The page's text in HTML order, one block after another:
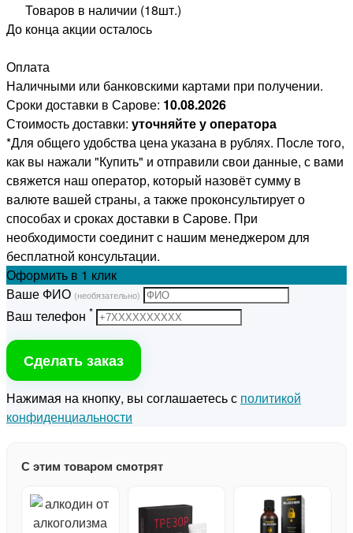
Товаров в наличии (18шт.)
До конца акции осталось
Оплата
Наличными или банковскими картами при получении.
Сроки доставки в Сарове: 10.08.2026
Стоимость доставки: уточняйте у оператора
*Для общего удобства цена указана в рублях. После того,
как вы нажали "Купить" и отправили свои данные, с вами
свяжется наш оператор, который назовёт сумму в
валюте вашей страны, а также проконсультирует о
способах и сроках доставки в Сарове. При
необходимости соединит с нашим менеджером для
бесплатной консультации.
Оформить в 1 клик
Ваше ФИО (необязательно)
Ваш телефон *
Сделать заказ
Нажимая на кнопку, вы соглашаетесь с политикой
конфиденциальности
С этим товаром смотрят